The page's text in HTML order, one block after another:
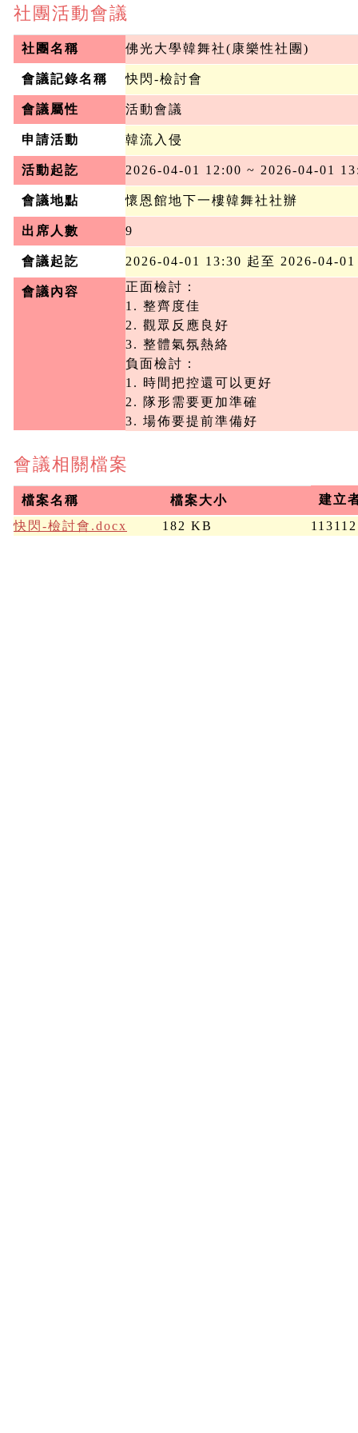
社團活動會議
社團名稱 佛光大學韓舞社(康樂性社團)
會議記錄名稱 快閃-檢討會
會議屬性 活動會議
申請活動 韓流入侵
活動起訖 2026-04-01 12:00 ~ 2026-04-01
會議地點 懷恩館地下一樓韓舞社社辦
出席人數 9
會議起訖 2026-04-01 13:30 起至 2026-04-
會議內容
正面檢討：
1. 整齊度佳
2. 觀眾反應良好
3. 整體氣氛熱絡
負面檢討：
1. 時間把控還可以更好
2. 隊形需要更加準確
3. 場佈要提前準備好
會議相關檔案
檔案名稱 檔案大小
建立
快閃-檢討會.docx
182 KB